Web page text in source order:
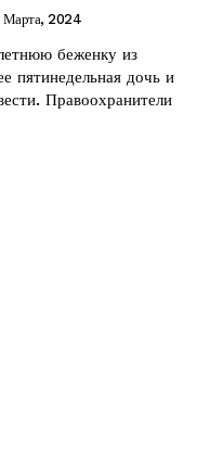
Марта, 2024
беженку из
пятинедельная дочь и
Правоохранители